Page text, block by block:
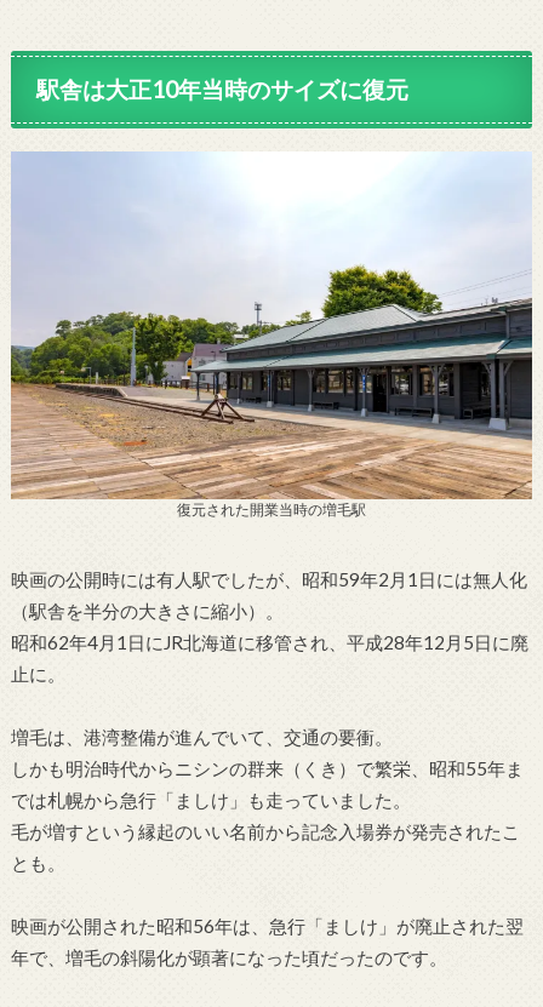
駅舎は大正10年当時のサイズに復元
復元された開業当時の増毛駅
映画の公開時には有人駅でしたが、昭和59年2月1日には無人化
（駅舎を半分の大きさに縮小）。
昭和62年4月1日にJR北海道に移管され、平成28年12月5日に廃
止に。
増毛は、港湾整備が進んでいて、交通の要衝。
しかも明治時代からニシンの群来（くき）で繁栄、昭和55年ま
では札幌から急行「ましけ」も走っていました。
毛が増すという縁起のいい名前から記念入場券が発売されたこ
とも。
映画が公開された昭和56年は、急行「ましけ」が廃止された翌
年で、増毛の斜陽化が顕著になった頃だったのです。